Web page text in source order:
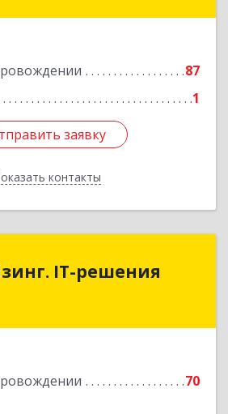
87
1
заявку
контакты
заявку
Назад
IT-решения
70
IT-решения